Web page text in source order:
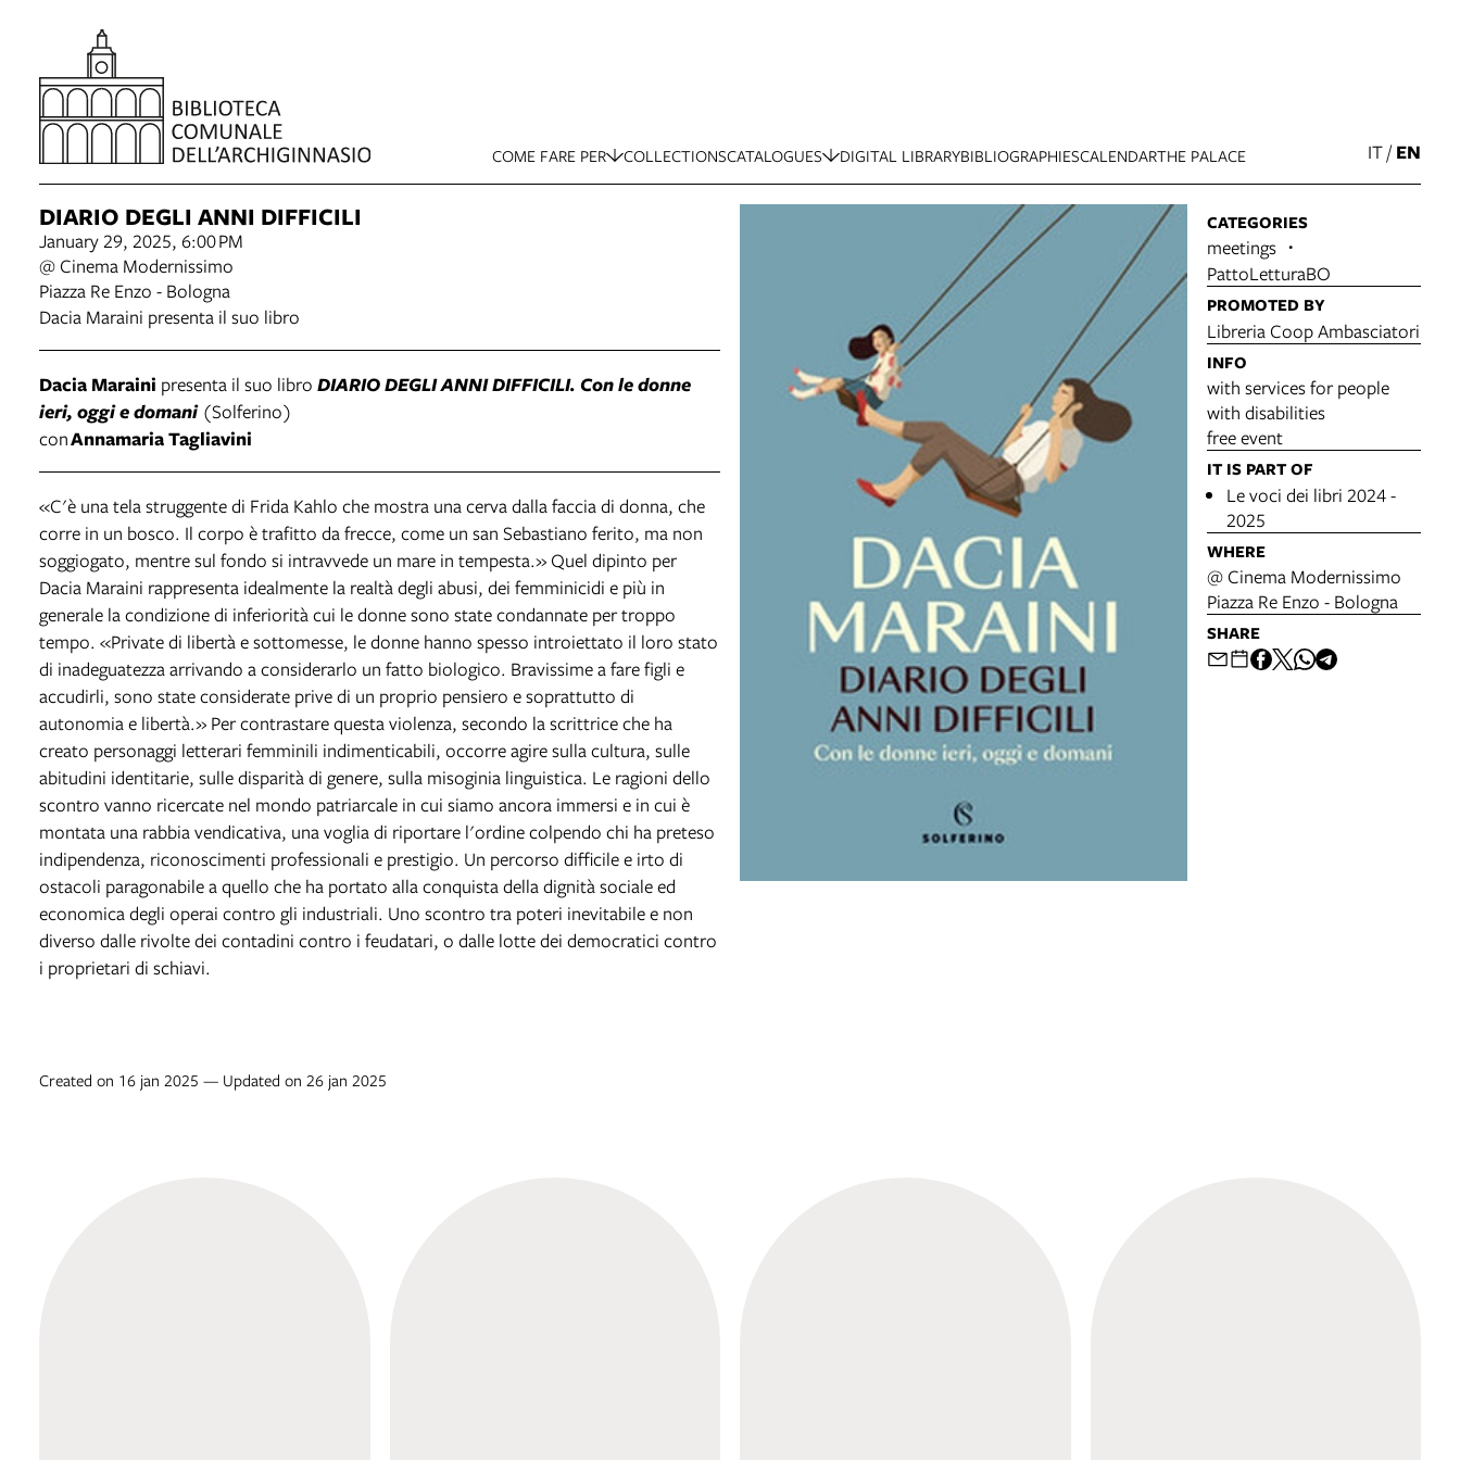
COME FARE PER COLLECTIONSCATALOGUES DIGITAL LIBRARYBIBLIOGRAPHIESCALENDARTHE PALACE IT/EN
DIARIO DEGLI ANNI DIFFICILI
January 29, 2025, 6:00 PM
@ Cinema Modernissimo
Piazza Re Enzo - Bologna
Dacia Maraini presenta il suo libro
Dacia Maraini presenta il suo libro DIARIO DEGLI ANNI DIFFICILI. Con le donne
ieri, oggi e domani(Solferino)
conAnnamaria Tagliavini
«C'è una tela struggente di Frida Kahlo che mostra una cerva dalla faccia di donna, che
corre in un bosco. Il corpo è trafitto da frecce, come un san Sebastiano ferito, ma non
soggiogato, mentre sul fondo si intravvede un mare in tempesta.» Quel dipinto per
Dacia Maraini rappresenta idealmente la realtà degli abusi, dei femminicidi e più in
generale la condizione di inferiorità cui le donne sono state condannate per troppo
tempo. «Private di libertà e sottomesse, le donne hanno spesso introiettato il loro stato
di inadeguatezza arrivando a considerarlo un fatto biologico. Bravissime a fare figli e
accudirli, sono state considerate prive di un proprio pensiero e soprattutto di
autonomia e libertà.» Per contrastare questa violenza, secondo la scrittrice che ha
creato personaggi letterari femminili indimenticabili, occorre agire sulla cultura, sulle
abitudini identitarie, sulle disparità di genere, sulla misoginia linguistica. Le ragioni dello
scontro vanno ricercate nel mondo patriarcale in cui siamo ancora immersi e in cui è
montata una rabbia vendicativa, una voglia di riportare l'ordine colpendo chi ha preteso
indipendenza, riconoscimenti professionali e prestigio. Un percorso difficile e irto di
ostacoli paragonabile a quello che ha portato alla conquista della dignità sociale ed
economica degli operai contro gli industriali. Uno scontro tra poteri inevitabile e non
diverso dalle rivolte dei contadini contro i feudatari, o dalle lotte dei democratici contro
i proprietari di schiavi.
CATEGORIES
meetings
PattoLetturaBO
PROMOTED BY
Libreria Coop Ambasciatori
INFO
with services for people
with disabilities
free event
IT IS PART OF
Le voci dei libri 2024 -
2025
WHERE
@ Cinema Modernissimo
Piazza Re Enzo - Bologna
SHARE
Created on 16 jan 2025 — Updated on 26 jan 2025